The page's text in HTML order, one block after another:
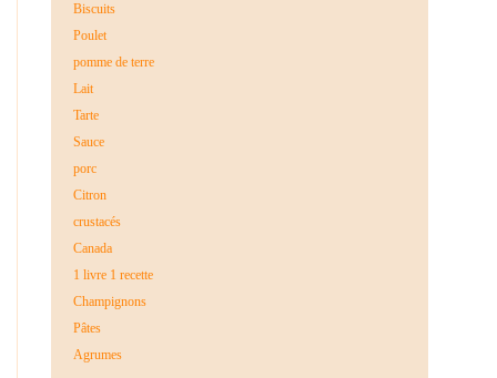
Biscuits
Poulet
pomme de terre
Lait
Tarte
Sauce
porc
Citron
crustacés
Canada
1 livre 1 recette
Champignons
Pâtes
Agrumes